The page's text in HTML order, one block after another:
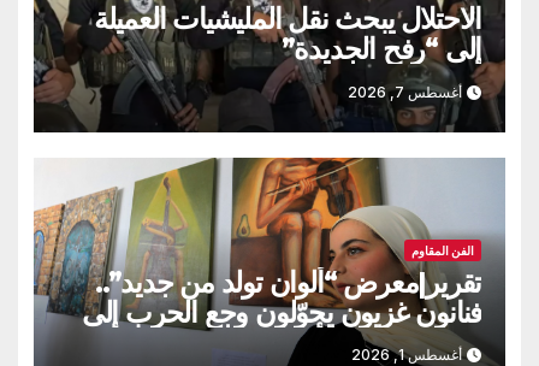
الاحتلال يبحث نقل المليشيات العميلة
إلى “رفح الجديدة”
أغسطس 7, 2026
الفن المقاوم
تقرير|معرض “ألوان تولد من جديد”..
فنانون غزيون يحوّلون وجع الحرب إلى
لوحات تنبض بالأمل
أغسطس 1, 2026